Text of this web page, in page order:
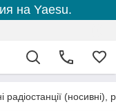
на Yaesu.
радіостанції (носивні),